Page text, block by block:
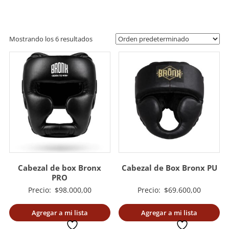
Mostrando los 6 resultados
Cabezal de box Bronx
PRO
Precio: $98.000,00
Agregar a mi lista
Cabezal de Box Bronx PU
Precio: $69.600,00
Agregar a mi lista